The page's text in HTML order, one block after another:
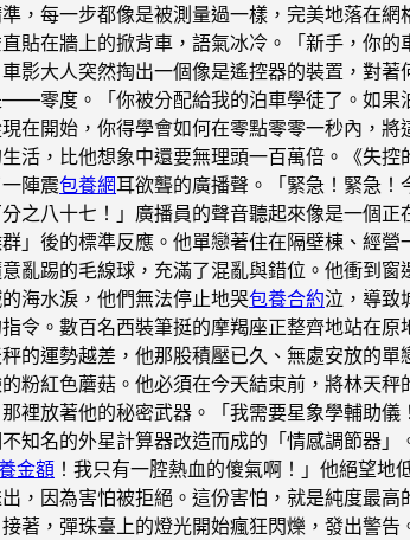
，每一步都像是被測量過一樣，完美地落在
貼在牆上的掀背車，語氣冰冷。「新手，你
大人突然掏出一個像是遙控器的裝置，對
零度。「你被分配給我的泊車學徒了。如
在開始，你得學會如何在零點零零一秒內，
活，比他想象中還要無理頭一百萬倍。《失
陣震包養網耳欲聾的廣播聲。「緊急！緊急
之八十七！」廣播員的聲音聽起來像是一個
」後的標準反應。他單戀著住在隔壁棟、經
亂踢的毛線球，充滿了混亂與錯位。他衝到
海水淚，他們無法停止地哭包養合約泣，導致
。數百名西裝筆挺的摩羯座正整齊地站在
的運勢越差，他那股積壓已久、無處安放的
粉紅色蘑菇。他必須在今天結束前，將林天
裡放著他的秘密武器。「我需要星象學輔助
知名的外星計算器改造而成的「情感調節器
金額 ！我只有一腔熱血的傻氣啊！」他絕望
，因為害怕被拒絕。這份害怕，就是純度最
著，彈珠臺上的燈光開始瘋狂閃爍，發出警